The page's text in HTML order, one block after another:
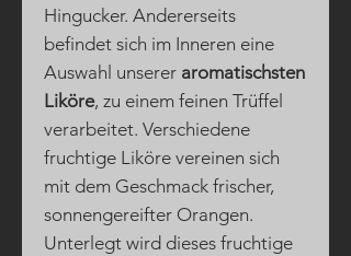
Hingucker. Andererseits
befindet sich im Inneren eine
Auswahl unserer aromatischsten
Liköre, zu einem feinen Trüffel
verarbeitet. Verschiedene
fruchtige Liköre vereinen sich
mit dem Geschmack frischer,
sonnengereifter Orangen.
Unterlegt wird dieses fruchtige